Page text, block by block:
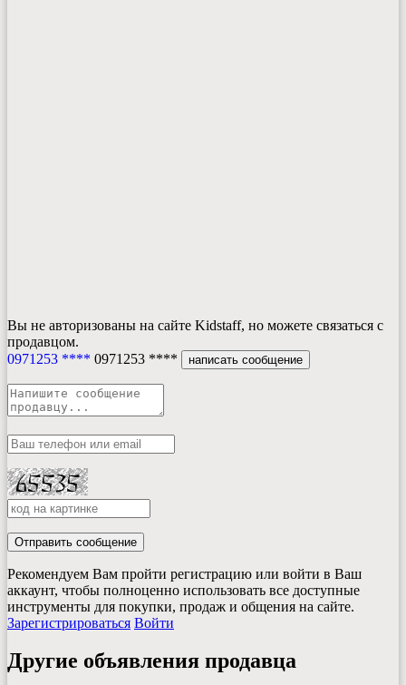
Вы не авторизованы на сайте Kidstaff, но можете связаться с
продавцом.
0971253 **** 0971253 **** написать сообщение
Отправить сообщение
Рекомендуем Вам пройти регистрацию или войти в Ваш
аккаунт, чтобы полноценно использовать все доступные
инструменты для покупки, продаж и общения на сайте.
Зарегистрироваться Войти
Другие объявления продавца